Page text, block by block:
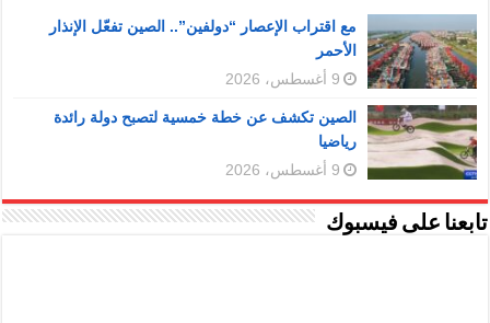
مع اقتراب الإعصار “دولفين”.. الصين تفعّل الإنذار
الأحمر
9 أغسطس، 2026
الصين تكشف عن خطة خمسية لتصبح دولة رائدة
رياضيا
9 أغسطس، 2026
تابعنا على فيسبوك